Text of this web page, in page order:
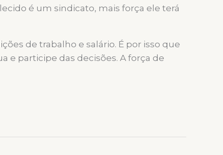
é um sindicato, mais força ele terá
de trabalho e salário. É por isso que
e participe das decisões. A força de